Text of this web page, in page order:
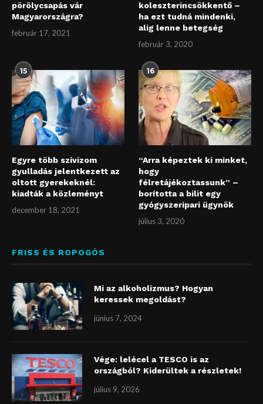
pörölycsapás vár
Magyarországra?
február 17, 2021
koleszterincsökkentő –
ha ezt tudná mindenki,
alig lenne betegség
február 3, 2020
15
Egyre több szívizom
gyulladás jelentkezett az
oltott gyerekeknél:
kiadták a közleményt
december 18, 2021
16
“Arra képeztek ki minket,
hogy
félretájékoztassunk” –
borította a bilit egy
gyógyszeripari ügynök
július 3, 2020
FRISS ÉS ROPOGÓS
Mi az alkoholizmus? Hogyan
keressek megoldást?
június 7, 2024
Vége: lelécel a TESCO is az
országból? Kiderültek a részletek!
július 9, 2026